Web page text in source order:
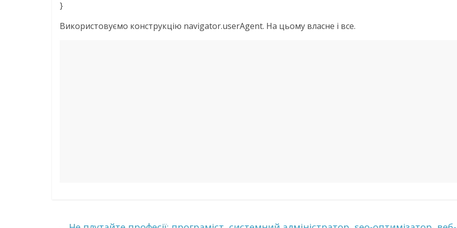
}
Використовуємо конструкцію navigator.userAgent. На цьому власне і все.